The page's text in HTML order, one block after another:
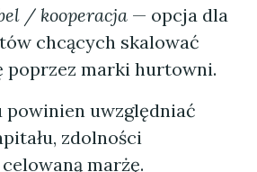
/ kooperacja — opcja dla
chcących skalować
poprzez marki hurtowni.
powinien uwzględniać
zdolności
marżę.